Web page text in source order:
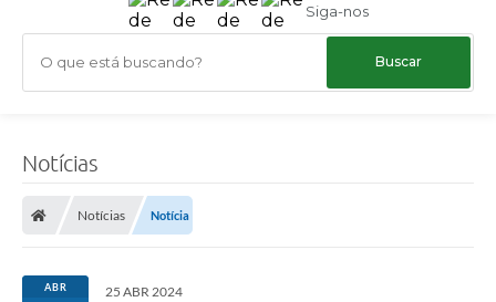
Siga-nos
O que está buscando?
Notícias
Notícias Notícia
ABR 25 ABR 2024